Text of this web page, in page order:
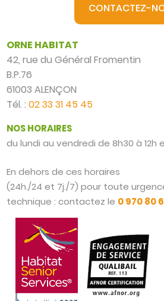
CONTACTEZ-
ORNE HABITAT
42, rue du Général Fromentin
B.P.76
61003 ALENÇON
Tél. :02 33 31 45 45
NOS HORAIRES
du lundi au vendredi de 8h30 à 12h
En dehors de ces horaires
(24h./24 et 7j./7) pour toute
technique : contactez le 0 970 80